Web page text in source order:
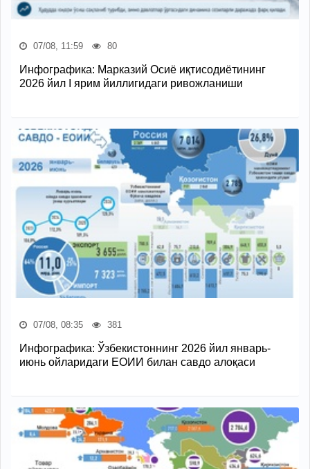
07/08, 11:59 80
Инфографика: Марказий Осиё иқтисодиётининг
2026 йил I ярим йиллигидаги ривожланиши
07/08, 08:35 381
Инфографика: Ўзбекистоннинг 2026 йил январь-
июнь ойларидаги ЕОИИ билан савдо алоқаси